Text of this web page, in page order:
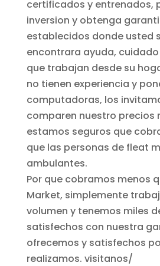
certificados y entrenados,
inversion y obtenga
establecidos donde usted
encontrara ayuda,
que trabajan desde su
no tienen experiencia y
computadoras, los
comparen nuestro precios
estamos seguros que
que las personas de fleat
ambulantes.
Por que cobramos menos
Market, simplemente
volumen y tenemos miles
satisfechos con nuestra
ofrecemos y satisfechos
realizamos. visitanos/